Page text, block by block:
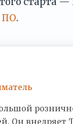
ПО.
Он внедряет